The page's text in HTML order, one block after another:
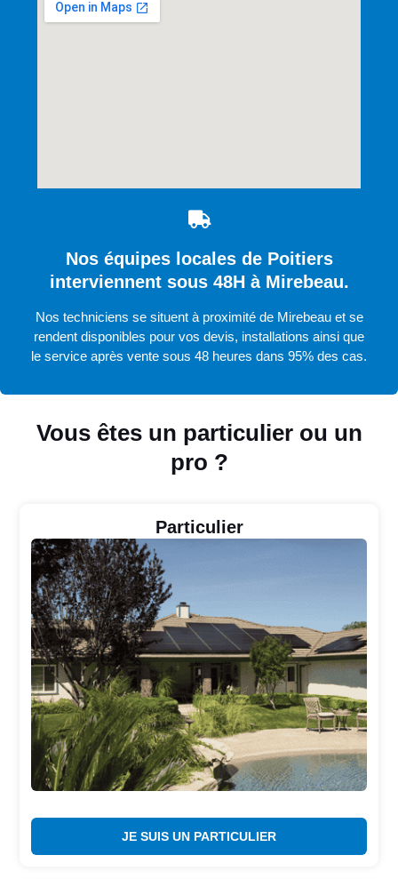
Vous êtes un particulier ou un
pro ?
Particulier
JE SUIS UN PARTICULIER
Nos équipes locales de Poitiers
interviennent sous 48H à Mirebeau.
Nos techniciens se situent à proximité de Mirebeau et se
rendent disponibles pour vos devis, installations ainsi que
le service après vente sous 48 heures dans 95% des cas.